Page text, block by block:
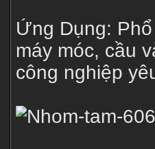
Ứng Dụng:
máy móc, cầu
công nghiệp